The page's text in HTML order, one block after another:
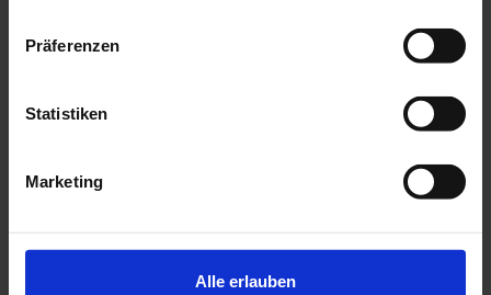
Präferenzen
Statistiken
Marketing
Alle erlauben
06.11.26 - 07.11.26
Dr. Hanni Lohmar